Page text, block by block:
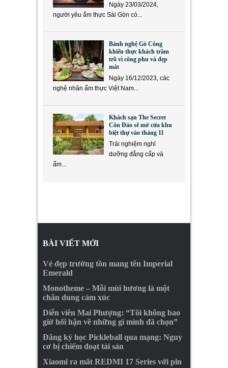
Ngày 23/03/2024,
người yêu ẩm thực Sài Gòn có...
Bánh nghệ Gò Công
khiến thực khách trầm
trồ vì công phu và đẹp
mắt
Ngày 16/12/2023, các
nghệ nhân ẩm thực Việt Nam...
Khách sạn The Secret
Côn Đảo sẽ mở cửa khu
biệt thự vào tháng 11
Trải nghiệm nghỉ
dưỡng đẳng cấp và
ẩm...
BÀI VIẾT MỚI
Vẻ đẹp trường tồn mang tên Imperial
Emerald
Monotheme – Mỗi mùi hương là một
chân dung cảm xúc
Diễn viên Mai Phượng: “Tôi không bao
giờ hối hận về những gì mình đã chọn”
Đăng ký học Pickleball qua mạng: Nguy
cơ bị chiếm đoạt tài sản
Xiaomi ra mắt REDMI 17 Series với pin